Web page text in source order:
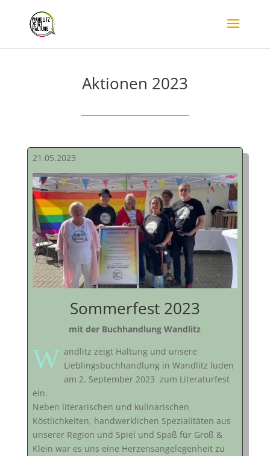
Aktionen 2023
21.05.2023
Sommerfest 2023
mit der Buchhandlung Wandlitz
W andlitz zeigt Haltung und unsere
Lieblingsbuchhandlung in Wandlitz luden
am 2. September 2023 zum Literaturfest
ein.
Neben literarischen und kulinarischen
Köstlichkeiten, handwerklichen Spezialitäten aus
unserer Region und Spiel und Spaß für Groß &
Klein war es uns eine Herzensangelegenheit zu